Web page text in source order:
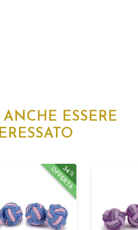
ANCHE ESSERE
34%
OFFERTA